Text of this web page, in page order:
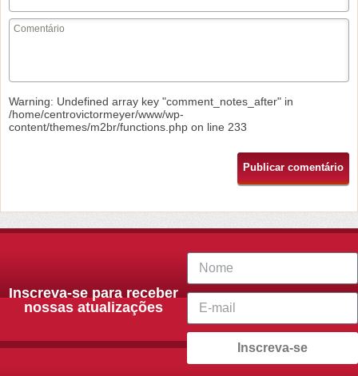
Warning: Undefined array key "comment_notes_after" in
/home/centrovictormeyer/www/wp-
content/themes/m2br/functions.php on line 233
Inscreva-se para receber
nossas atualizações
Inscreva-se